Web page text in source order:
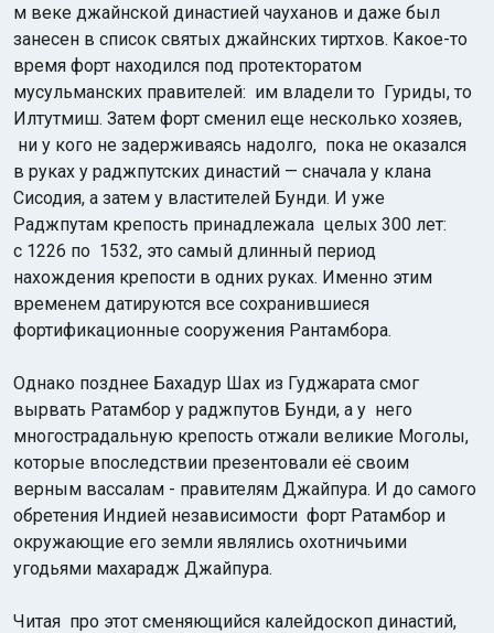
м веке джайнской династией чауханов и даже был
занесен в список святых джайнских тиртхов. Какое-то
время форт находился под протекторатом
мусульманских правителей: им владели то Гуриды, то
Илтутмиш. Затем форт сменил еще несколько хозяев,
ни у кого не задерживаясь надолго, пока не оказался
в руках у раджпутских династий — сначала у клана
Сисодия, а затем у властителей Бунди. И уже
Раджпутам крепость принадлежала целых 300 лет:
с 1226 по 1532, это самый длинный период
нахождения крепости в одних руках. Именно этим
временем датируются все сохранившиеся
фортификационные сооружения Рантамбора.
Однако позднее Бахадур Шах из Гуджарата смог
вырвать Ратамбор у раджпутов Бунди, а у него
многострадальную крепость отжали великие Моголы,
которые впоследствии презентовали её своим
верным вассалам - правителям Джайпура. И до самого
обретения Индией независимости форт Ратамбор и
окружающие его земли являлись охотничьими
угодьями махарадж Джайпура.
Читая про этот сменяющийся калейдоскоп династий,